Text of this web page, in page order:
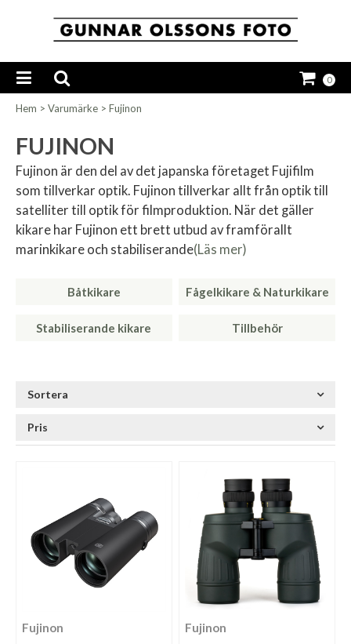
0
Hem > Varumärke > Fujinon
FUJINON
Fujinon är den del av det japanska företaget Fujifilm
som tillverkar optik. Fujinon tillverkar allt från optik till
satelliter till optik för filmproduktion. När det gäller
kikare har Fujinon ett brett utbud av framförallt
marinkikare och stabiliserande(Läs mer)
Båtkikare Fågelkikare & Naturkikare
Stabiliserande kikare Tillbehör
Sortera
Pris
Fujinon Fujinon